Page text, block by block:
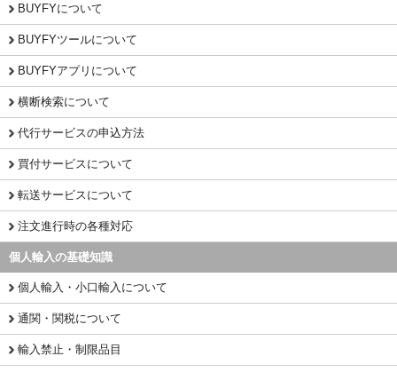
BUYFYについて
BUYFYツールについて
BUYFYアプリについて
横断検索について
代行サービスの申込方法
買付サービスについて
転送サービスについて
注文進行時の各種対応
個人輸入の基礎知識
個人輸入・小口輸入について
通関・関税について
輸入禁止・制限品目